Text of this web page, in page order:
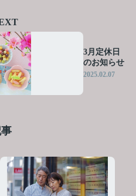
3月定休日
のお知らせ
2025.02.07